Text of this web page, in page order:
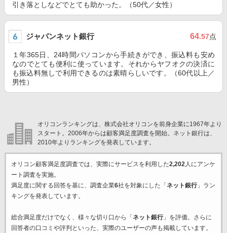
引き落としなどでとても助かった。（50代／女性）
ジャパンネット銀行 64.57点
１年365日、24時間パソコンから手続きができ、振込料も安め
なのでとても便利に使っています。それからヤフオクの決済に
も振込料無しで利用できるのは素晴らしいです。（60代以上／
男性）
オリコンランキングは、株式会社オリコンを前身企業に1967年より
スタート。2006年からは顧客満足度調査を開始。ネット銀行は、
2010年よりランキングを発表しています。
オリコン顧客満足度調査では、実際にサービスを利用した2,202人にアンケ
ート調査を実施。
満足度に関する回答を基に、調査企業6社を対象にした「 ネット銀行」ラン
キングを発表しています。
総合満足度だけでなく、様々な切り口から「 ネット銀行」を評価。さらに
回答者の口コミや評判といった、実際のユーザーの声も掲載しています。